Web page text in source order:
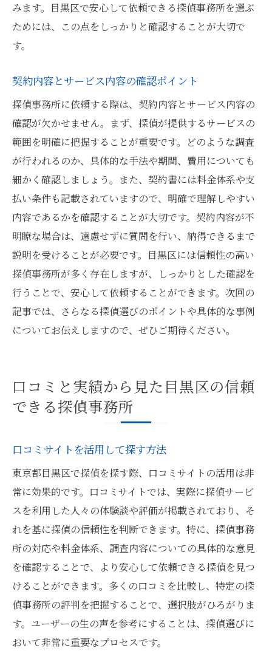
みます。目黒区で安心して依頼できる探偵事務所を選ぶ
ためには、この点をしっかりと確認することが大切で
す。
契約内容とサービス内容の確認ポイント
探偵事務所に依頼する際は、契約内容とサービス内容の
確認が欠かせません。まず、探偵が提供するサービスの
範囲を明確に把握することが重要です。どのような調査
が行われるのか、具体的な手法や期間、費用についても
細かく確認しましょう。また、契約書には料金体系や支
払い条件も記載されていますので、明確で理解しやすい
内容であるかを確認することが大切です。契約内容が不
明瞭な場合は、遠慮せずに質問を行い、納得できるまで
説明を受けることが必要です。目黒区には信頼性の高い
探偵事務所が多く存在しますが、しっかりとした確認を
行うことで、安心して依頼することができます。次回の
記事では、さらなる探偵選びのポイントや具体的な事例
についてお伝えしますので、ぜひご期待ください。
口コミと実績から見た目黒区の信頼
できる探偵事務所
口コミサイトを活用して探す方法
東京都目黒区で探偵を探す際、口コミサイトの活用は非
常に効果的です。口コミサイトでは、実際に探偵サービ
スを利用した人々の体験談や評価が掲載されており、そ
れを基に探偵の信頼性を判断できます。特に、探偵事務
所の対応や料金体系、調査内容についての具体的な意見
を確認することで、より安心して依頼できる探偵を見つ
けることができます。多くの口コミを比較し、特定の探
偵事務所の評判を把握することで、選択肢がひろがりま
す。ユーザーの生の声を参考にすることは、探偵選びに
おいて非常に重要なプロセスです。